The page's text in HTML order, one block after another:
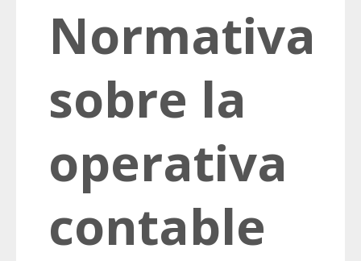
Normativa
sobre la
operativa
contable